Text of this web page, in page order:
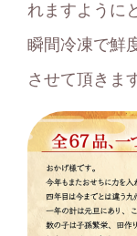
れますように
瞬間冷凍で鮮
させて頂きま